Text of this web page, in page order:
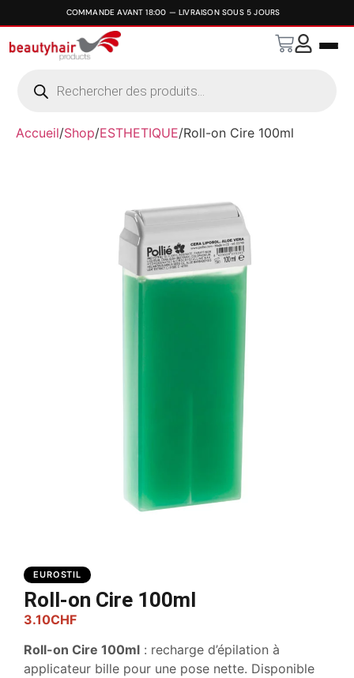
Accueil/Shop/ESTHETIQUE/Roll-on Cire 100ml
EUROSTIL
Roll-on Cire 100ml
3.10CHF
Roll-on Cire 100ml : recharge d’épilation à
applicateur bille pour une pose nette. Disponible